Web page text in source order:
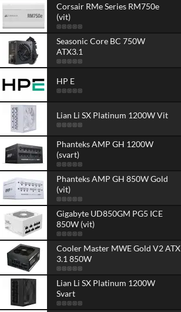
Corsair RMe Series RM750e
(vit)
Seasonic Core BC 750W
ATX3.1
HP E
Lian Li SX Platinum 1200W Vit
Phanteks AMP GH 1200W
(svart)
Phanteks AMP GH 850W Gold
(vit)
Gigabyte UD850GM PG5 ICE
850W (vit)
Cooler Master MWE Gold V2 ATX
3.1 850W
Lian Li SX Platinum 1200W
Svart